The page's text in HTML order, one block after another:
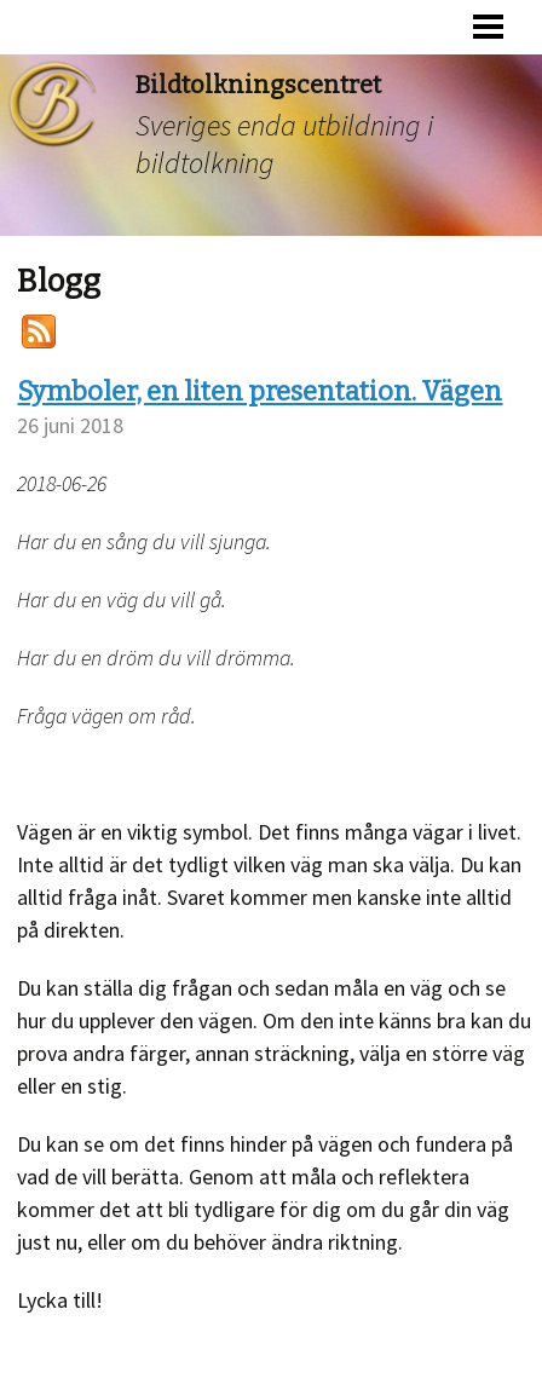
KURSER
FÖREDRAG
BLI BILDTOLKAD
ELEVTECKNINGAR
KONTAKTA
Bildtolkningscentret
Sveriges enda utbildning i
bildtolkning
Blogg
Symboler, en liten presentation. Vägen
26 juni 2018
2018-06-26
Har du en sång du vill sjunga.
Har du en väg du vill gå.
Har du en dröm du vill drömma.
Fråga vägen om råd.
Vägen är en viktig symbol. Det finns många vägar i livet.
Inte alltid är det tydligt vilken väg man ska välja. Du kan
alltid fråga inåt. Svaret kommer men kanske inte alltid
på direkten.
Du kan ställa dig frågan och sedan måla en väg och se
hur du upplever den vägen. Om den inte känns bra kan du
prova andra färger, annan sträckning, välja en större väg
eller en stig.
Du kan se om det finns hinder på vägen och fundera på
vad de vill berätta. Genom att måla och reflektera
kommer det att bli tydligare för dig om du går din väg
just nu, eller om du behöver ändra riktning.
Lycka till!